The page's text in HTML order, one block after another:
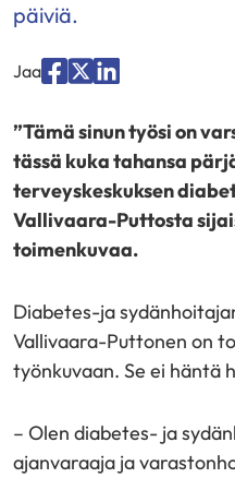
päiviä.
Jaa
palvelussa
"Facebook"
palvelussa
"X"
palvelussa
"LinkedIn"
”Tämä sinun työsi on
tässä kuka tahansa
terveyskeskuksen
Vallivaara-Puttosta
toimenkuvaa.
Diabetes-ja
Vallivaara-Puttonen on
työnkuvaan. Se ei häntä
– Olen diabetes- ja
ajanvaraaja ja